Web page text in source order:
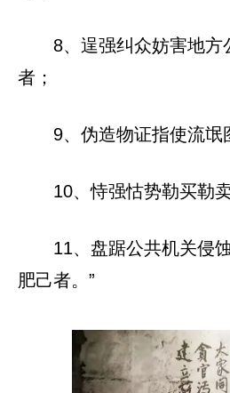
8、逞强纠众妨害地方
者；
9、伪造物证指使流氓
10、恃强怙势勒买勒
11、盘踞公共机关侵
肥己者。”